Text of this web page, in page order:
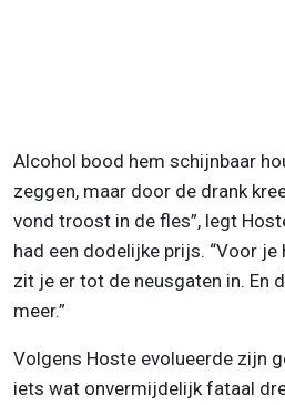
Alcohol bood hem schijnbaar
zeggen, maar door de drank
vond troost in de fles”, legt
had een dodelijke prijs. “Voor je
zit je er tot de neusgaten in. En
meer.”
Volgens Hoste evolueerde zijn
iets wat onvermijdelijk fataal